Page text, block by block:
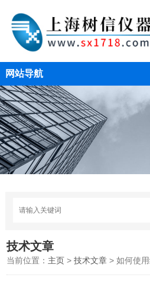
网站导航
技术文章
当前位置： 主页 >技术文章 > 如何使用